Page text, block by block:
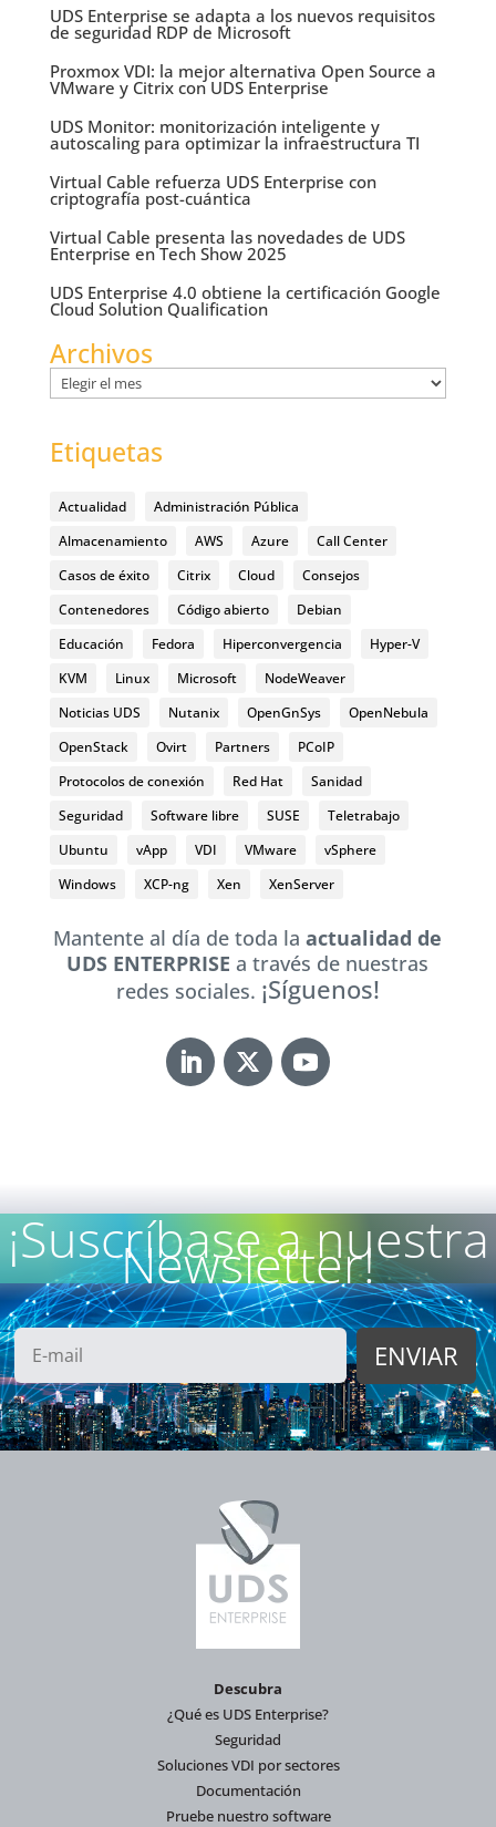
UDS Enterprise se adapta a los nuevos requisitos
de seguridad RDP de Microsoft
Proxmox VDI: la mejor alternativa Open Source a
VMware y Citrix con UDS Enterprise
UDS Monitor: monitorización inteligente y
autoscaling para optimizar la infraestructura TI
Virtual Cable refuerza UDS Enterprise con
criptografía post-cuántica
Virtual Cable presenta las novedades de UDS
Enterprise en Tech Show 2025
UDS Enterprise 4.0 obtiene la certificación Google
Cloud Solution Qualification
Archivos
Archivos
Etiquetas
Actualidad
Administración Pública
Almacenamiento
AWS Azure
Call Center
Casos de éxito
Citrix Cloud
Consejos
Contenedores
Código abierto
Debian
Educación
Fedora Hiperconvergencia
Hyper-V
KVM
Linux Microsoft
NodeWeaver
Noticias UDS
Nutanix OpenGnSys
OpenNebula
OpenStack
Ovirt Partners
PCoIP
Protocolos de conexión
Red Hat
Sanidad
Seguridad
Software libre SUSE
Teletrabajo
Ubuntu
vApp VDI VMware
vSphere
Windows
XCP-ng Xen XenServer
Mantente al día de toda laactualidad de
UDS ENTERPRISEa través de nuestras
redes sociales. ¡Síguenos!
¡Suscríbase a nuestra
Newsletter!
Descubra
¿Qué es UDS Enterprise?
Seguridad
Soluciones VDI por sectores
Documentación
Pruebe nuestro software